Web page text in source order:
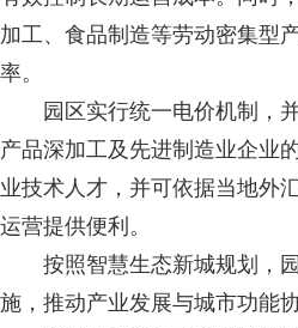
加工、食品制造等劳动密集型
率。
园区实行统一电价机制，并
产品深加工及先进制造业企业
业技术人才，并可依据当地外
运营提供便利。
按照智慧生态新城规划，园
施，推动产业发展与城市功能